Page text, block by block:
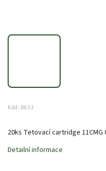
Kód: 8653
20ks Tetovací cartridge 11CMG
Detailní informace